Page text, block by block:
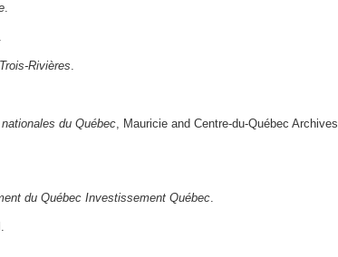
.
.
Rivières
du Québec , Mauricie and Centre-du-Québec Archives
du Québec Investissement Québec.